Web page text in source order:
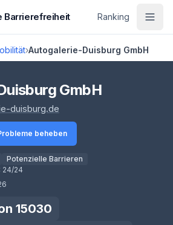
Barrierefreiheit Ranking
›Autogalerie-Duisburg GmbH
GmbH
duisburg.de
beheben
Potenzielle Barrieren
24/24
15030